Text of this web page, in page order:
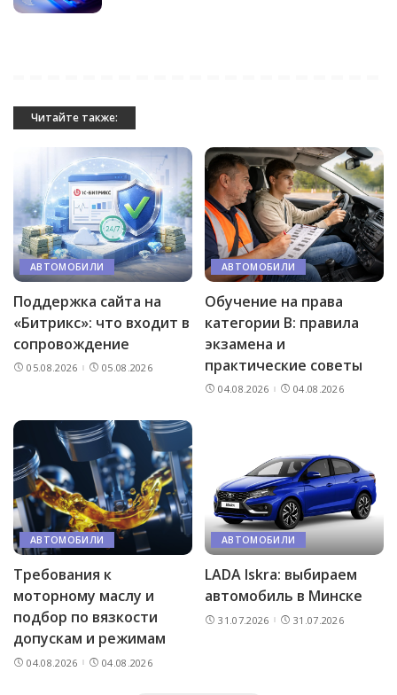
Читайте также:
АВТОМОБИЛИ
Поддержка сайта на
«Битрикс»: что входит в
сопровождение
05.08.2026 05.08.2026
АВТОМОБИЛИ
Обучение на права
категории B: правила
экзамена и
практические советы
04.08.2026 04.08.2026
АВТОМОБИЛИ
Требования к
моторному маслу и
подбор по вязкости
допускам и режимам
04.08.2026 04.08.2026
АВТОМОБИЛИ
LADA Iskra: выбираем
автомобиль в Минске
31.07.2026 31.07.2026